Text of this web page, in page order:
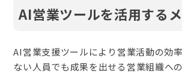
AI営業ツールを活用する
AI営業支援ツールにより営業活動の効
ない人員でも成果を出せる営業組織へ